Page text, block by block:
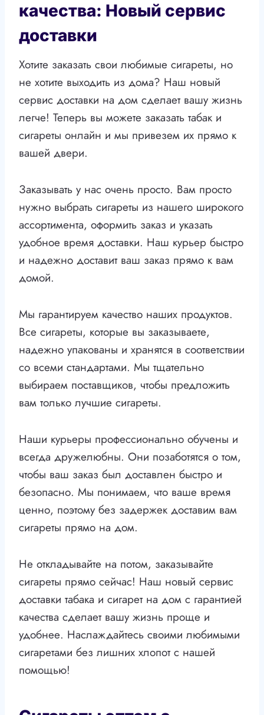
качества: Новый сервис
доставки
Хотите заказать свои любимые сигареты, но
не хотите выходить из дома? Наш новый
сервис доставки на дом сделает вашу жизнь
легче! Теперь вы можете заказать табак и
сигареты онлайн и мы привезем их прямо к
вашей двери.
Заказывать у нас очень просто. Вам просто
нужно выбрать сигареты из нашего широкого
ассортимента, оформить заказ и указать
удобное время доставки. Наш курьер быстро
и надежно доставит ваш заказ прямо к вам
домой.
Мы гарантируем качество наших продуктов.
Все сигареты, которые вы заказываете,
надежно упакованы и хранятся в соответствии
со всеми стандартами. Мы тщательно
выбираем поставщиков, чтобы предложить
вам только лучшие сигареты.
Наши курьеры профессионально обучены и
всегда дружелюбны. Они позаботятся о том,
чтобы ваш заказ был доставлен быстро и
безопасно. Мы понимаем, что ваше время
ценно, поэтому без задержек доставим вам
сигареты прямо на дом.
Не откладывайте на потом, заказывайте
сигареты прямо сейчас! Наш новый сервис
доставки табака и сигарет на дом с гарантией
качества сделает вашу жизнь проще и
удобнее. Наслаждайтесь своими любимыми
сигаретами без лишних хлопот с нашей
помощью!